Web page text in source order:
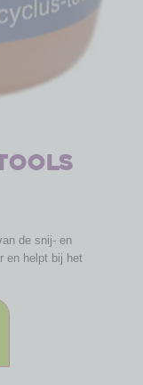
de snij- en
en helpt bij het